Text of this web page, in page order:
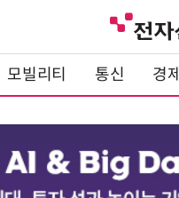
모빌리티 통신 경제